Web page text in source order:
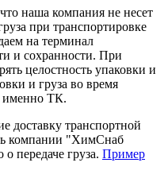
наша компания не несет
при транспортировке
на терминал
и сохранности. При
целостность упаковки и
и груза во время
именно ТК.
доставку транспортной
компании "ХимСнаб
передаче груза. Пример